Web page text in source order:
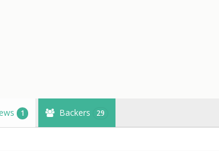
1 Backers 29